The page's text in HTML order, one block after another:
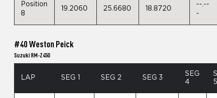
Position
8
19.2060 25.6680 18.8720
--.--
-
#40 Weston Peick
Suzuki RM-Z450
LAP SEG 1 SEG 2 SEG 3
SEG
4